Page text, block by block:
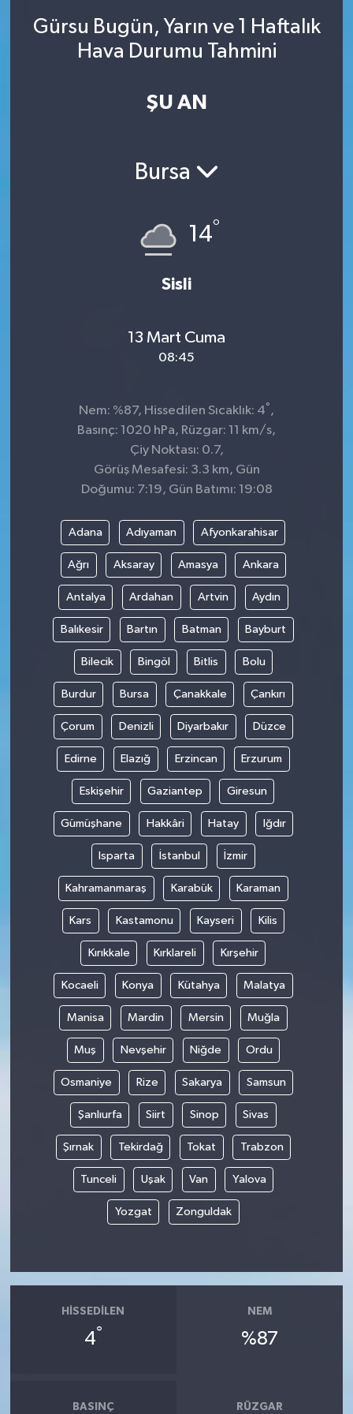
Gürsu Bugün, Yarın ve 1 Haftalık
Hava Durumu Tahmini
ŞU AN
Bursa
14°
Sisli
13 Mart Cuma
08:45
Nem: %87, Hissedilen Sıcaklık: 4° ,
Basınç: 1020 hPa, Rüzgar: 11 km/s,
Çiy Noktası: 0.7,
Görüş Mesafesi: 3.3 km, Gün
Doğumu: 7:19, Gün Batımı: 19:08
Adana Adıyaman Afyonkarahisar
Ağrı Aksaray Amasya Ankara
Antalya Ardahan Artvin Aydın
Balıkesir Bartın Batman Bayburt
Bilecik Bingöl Bitlis Bolu
Burdur Bursa Çanakkale Çankırı
Çorum Denizli Diyarbakır Düzce
Edirne Elazığ Erzincan Erzurum
Eskişehir Gaziantep Giresun
Gümüşhane Hakkâri Hatay Iğdır
Isparta İstanbul İzmir
Kahramanmaraş Karabük Karaman
Kars Kastamonu Kayseri Kilis
Kırıkkale Kırklareli Kırşehir
Kocaeli Konya Kütahya Malatya
Manisa Mardin Mersin Muğla
Muş Nevşehir Niğde Ordu
Osmaniye Rize Sakarya Samsun
Şanlıurfa Siirt Sinop Sivas
Şırnak Tekirdağ Tokat Trabzon
Tunceli Uşak Van Yalova
Yozgat Zonguldak
HISSEDILEN
4°
NEM
%87
BASINÇ RÜZGAR
SINAVLAR
AKADEMİK/BİLİM